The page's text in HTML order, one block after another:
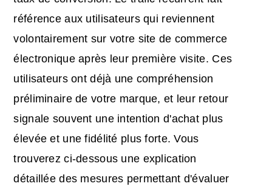
référence aux utilisateurs qui reviennent
volontairement sur votre site de commerce
électronique après leur première visite. Ces
utilisateurs ont déjà une compréhension
préliminaire de votre marque, et leur retour
signale souvent une intention d'achat plus
élevée et une fidélité plus forte. Vous
trouverez ci-dessous une explication
détaillée des mesures permettant d'évaluer